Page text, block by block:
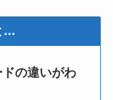
…
の違いがわ